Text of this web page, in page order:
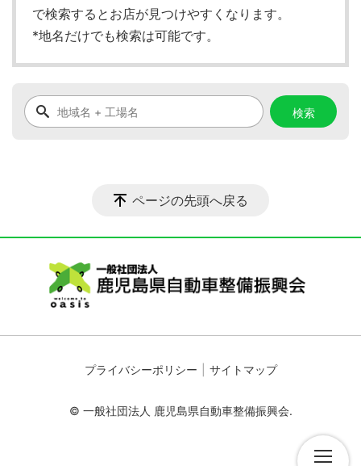
で検索するとお店が見つけやすくなります。
*地名だけでも検索は可能です。
ページの先頭へ戻る
プライバシーポリシー サイトマップ
© 一般社団法人 鹿児島県自動車整備振興会.